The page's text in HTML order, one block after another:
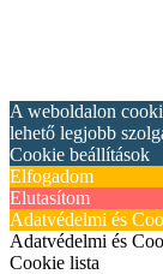
A weboldalon
lehető legjobb
Cookie beállítások
Elfogadom
Elutasítom
Adatvédelmi és
Adatvédelmi és
Cookie lista